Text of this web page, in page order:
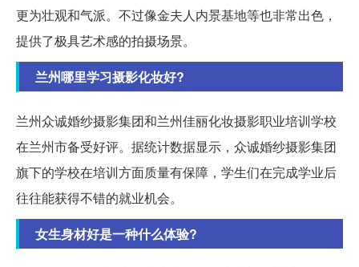
更为壮观和气派。不过像金夫人内景基地等也非常出色，
提供了极具艺术感的拍摄场景。
兰州哪里学习摄影化妆好?
兰州众诚婚纱摄影集团和兰州佳丽化妆摄影职业培训学校
在兰州市备受好评。据统计数据显示，众诚婚纱摄影集团
旗下的学校在培训方面质量有保障，学生们在完成学业后
往往能获得不错的就业机会。
女生身材好是一种什么体验?